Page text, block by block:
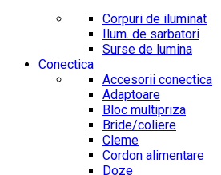
Corpuri de iluminat
Ilum. de sarbatori
Surse de lumina
Conectica
Accesorii conectica
Adaptoare
Bloc multipriza
Bride/coliere
Cleme
Cordon alimentare
Doze